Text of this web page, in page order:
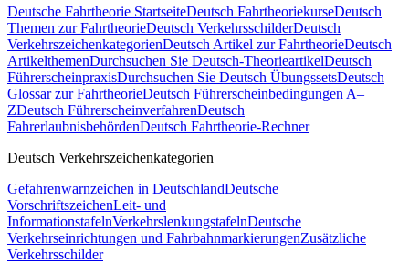
Deutsche Fahrtheorie StartseiteDeutsch FahrtheoriekurseDeutsch
Themen zur FahrtheorieDeutsch VerkehrsschilderDeutsch
VerkehrszeichenkategorienDeutsch Artikel zur FahrtheorieDeutsch
ArtikelthemenDurchsuchen Sie Deutsch-TheorieartikelDeutsch
FührerscheinpraxisDurchsuchen Sie Deutsch ÜbungssetsDeutsch
Glossar zur FahrtheorieDeutsch Führerscheinbedingungen A–
ZDeutsch FührerscheinverfahrenDeutsch
FahrerlaubnisbehördenDeutsch Fahrtheorie-Rechner
Deutsch Verkehrszeichenkategorien
Gefahrenwarnzeichen in DeutschlandDeutsche
VorschriftszeichenLeit- und
InformationstafelnVerkehrslenkungstafelnDeutsche
Verkehrseinrichtungen und FahrbahnmarkierungenZusätzliche
Verkehrsschilder